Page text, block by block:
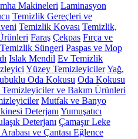
Makineleri Laminasyon
Temizlik Gereçleri ve
Temizlik Kovası Temizlik,
Faraş Çekpas Fırça ve
Temizlik Süngeri Paspas ve Mop
Islak Mendil Ev Temizlik
Yüzey TemizleyicilerYağ,
Oda Kokusu Oda Kokusu
Temizleyiciler ve Bakım Ürünleri
Mutfak ve Banyo
Deterjanı Yumuşatıcı
Deterjanı Çamaşır Leke
ve Çantası Eğlence